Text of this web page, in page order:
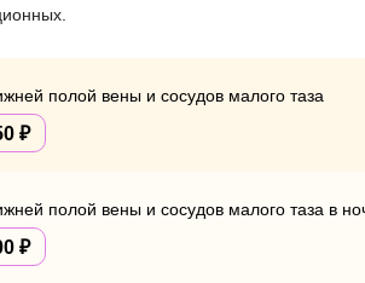
полой вены и сосудов малого таза
полой вены и сосудов малого таза в